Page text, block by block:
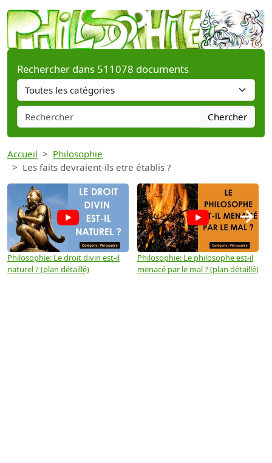
Rechercher dans 511078 documents
Chercher
Accueil
Philosophie
Les faits devraient-ils etre établis ?
Philosophie: Le droit divin est-il
naturel ? (plan détaillé)
Philosophie: Le philosophe est-il
menacé par le mal ? (plan détaillé)
→